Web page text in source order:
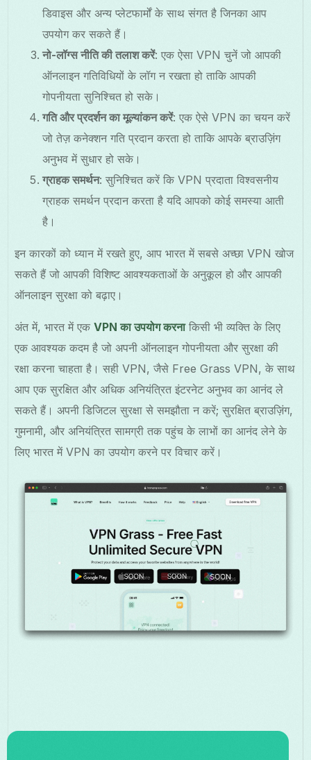
डिवाइस और अन्य प्लेटफार्मों के साथ संगत है जिनका आप
उपयोग कर सकते हैं।
नो-लॉग्स नीति की तलाश करें: एक ऐसा VPN चुनें जो आपकी
ऑनलाइन गतिविधियों के लॉग न रखता हो ताकि आपकी
गोपनीयता सुनिश्चित हो सके।
गति और प्रदर्शन का मूल्यांकन करें: एक ऐसे VPN का चयन करें
जो तेज़ कनेक्शन गति प्रदान करता हो ताकि आपके ब्राउज़िंग
अनुभव में सुधार हो सके।
ग्राहक समर्थन: सुनिश्चित करें कि VPN प्रदाता विश्वसनीय
ग्राहक समर्थन प्रदान करता है यदि आपको कोई समस्या आती
है।
इन कारकों को ध्यान में रखते हुए, आप भारत में सबसे अच्छा VPN खोज
सकते हैं जो आपकी विशिष्ट आवश्यकताओं के अनुकूल हो और आपकी
ऑनलाइन सुरक्षा को बढ़ाए।
अंत में, भारत में एकVPN का उपयोग करनाकिसी भी व्यक्ति के लिए
एक आवश्यक कदम है जो अपनी ऑनलाइन गोपनीयता और सुरक्षा की
रक्षा करना चाहता है। सही VPN, जैसे Free Grass VPN, के साथ
आप एक सुरक्षित और अधिक अनियंत्रित इंटरनेट अनुभव का आनंद ले
सकते हैं। अपनी डिजिटल सुरक्षा से समझौता न करें; सुरक्षित ब्राउज़िंग,
गुमनामी, और अनियंत्रित सामग्री तक पहुंच के लाभों का आनंद लेने के
लिए भारत में VPN का उपयोग करने पर विचार करें।